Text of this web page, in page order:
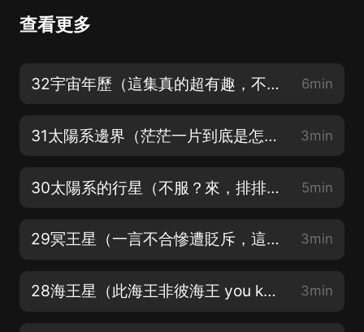
查看更多
32宇宙年歷（這集真的超有趣，不信你聽聽看）（完） 6min
31太陽系邊界（茫茫一片到底是怎麼區分的邊界呢？ 3min
30太陽系的行星（不服？來，排排站比比） 5min
29冥王星（一言不合慘遭貶斥，這命啊還有誰） 3min
28海王星（此海王非彼海王 you know？) 3min